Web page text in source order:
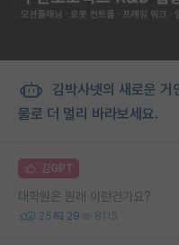
김박사넷의 새로운 거
물로 더 멀리 바라보세요.
김GPT
대학원은 원래 이런건가요?
25 29 8115